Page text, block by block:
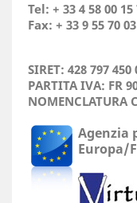
Tel: + 33 4 58 00 15
Fax: + 33 9 55 70
SIRET: 428 797 450
PARTITA IVA: FR
NOMENCLATURA
Agenzia
Europa/